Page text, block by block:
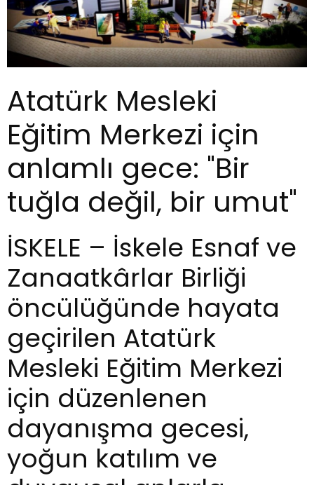
Atatürk Mesleki
Eğitim Merkezi için
anlamlı gece: "Bir
tuğla değil, bir umut"
İSKELE – İskele Esnaf ve
Zanaatkârlar Birliği
öncülüğünde hayata
geçirilen Atatürk
Mesleki Eğitim Merkezi
için düzenlenen
dayanışma gecesi,
yoğun katılım ve